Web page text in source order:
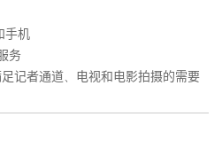
手机
务
记者通道、电视和电影拍摄的需要